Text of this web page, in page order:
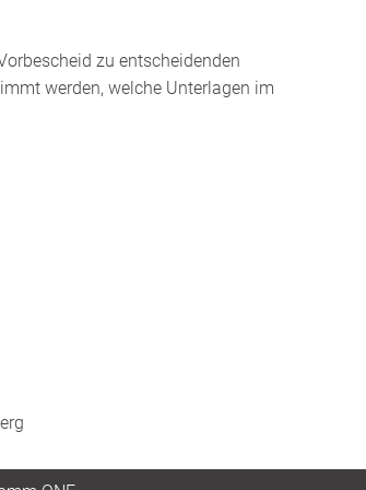
zu entscheidenden
werden, welche Unterlagen im